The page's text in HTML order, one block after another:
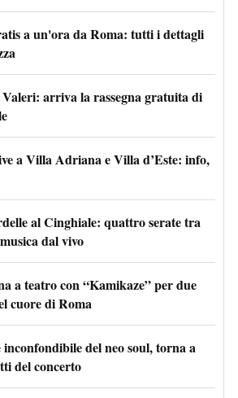
a un'ora da Roma: tutti i dettagli
arriva la rassegna gratuita di
a Villa Adriana e Villa d’Este: info,
al Cinghiale: quattro serate tra
dal vivo
a teatro con “Kamikaze” per due
cuore di Roma
del neo soul, torna a
del concerto